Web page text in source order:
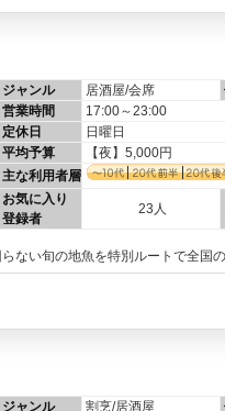
ジャンル 居酒屋/会席
営業時間
17:00～23:00
定休日
日曜日
平均予算
【夜】5,000円
主な利用者層
お気に入り
登録者
23人
ない旬の地魚を特別ルートで全国
ジャンル 割烹/居酒屋